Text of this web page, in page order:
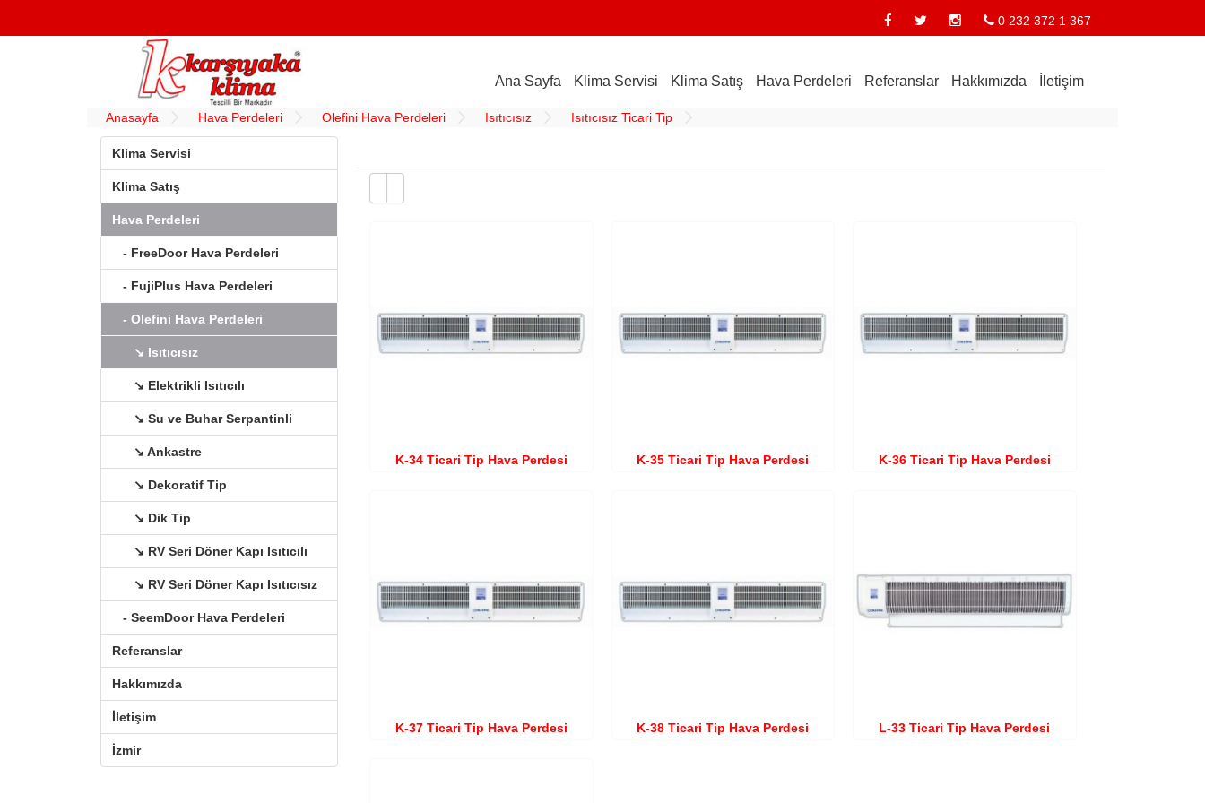
0 232 372 1 367
Ana Sayfa Klima Servisi Klima Satış Hava Perdeleri Referanslar Hakkımızda İletişim
Anasayfa Hava Perdeleri Olefini Hava Perdeleri Isıtıcısız Isıtıcısız Ticari Tip
Klima Servisi
Klima Satış
Hava Perdeleri
- FreeDoor Hava Perdeleri
- FujiPlus Hava Perdeleri
- Olefini Hava Perdeleri
↘ Isıtıcısız
↘ Elektrikli Isıtıcılı
↘ Su ve Buhar Serpantinli
↘ Ankastre
↘ Dekoratif Tip
↘ Dik Tip
↘ RV Seri Döner Kapı Isıtıcılı
↘ RV Seri Döner Kapı Isıtıcısız
- SeemDoor Hava Perdeleri
Referanslar
Hakkımızda
İletişim
İzmir
K-34 Ticari Tip Hava Perdesi K-35 Ticari Tip Hava Perdesi K-36 Ticari Tip Hava Perdesi
K-37 Ticari Tip Hava Perdesi K-38 Ticari Tip Hava Perdesi L-33 Ticari Tip Hava Perdesi